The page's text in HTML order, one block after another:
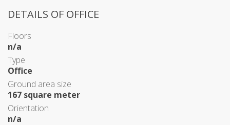
DETAILS OF OFFICE
Floors
n/a
Type
Office
Ground area size
167 square meter
Orientation
n/a